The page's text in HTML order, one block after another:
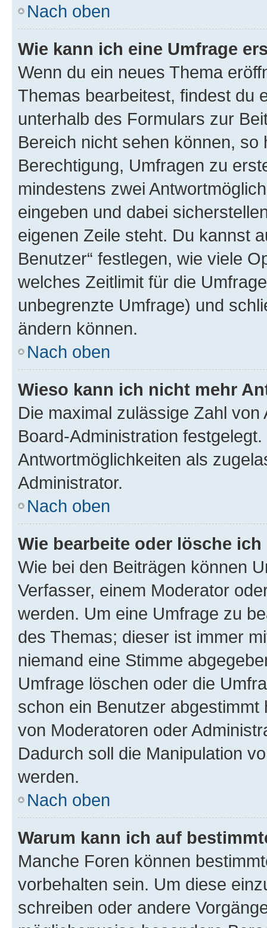
Nach oben
Wie kann ich eine Umfrage
Wenn du ein neues Thema
Themas bearbeitest, findest du
unterhalb des Formulars zur
Bereich nicht sehen können,
Berechtigung, Umfragen zu
mindestens zwei
eingeben und dabei
eigenen Zeile steht. Du kannst
Benutzer“ festlegen, wie viele
welches Zeitlimit für die
unbegrenzte Umfrage) und
ändern können.
Nach oben
Wieso kann ich nicht mehr
Die maximal zulässige Zahl
Board-Administration
Antwortmöglichkeiten als
Administrator.
Nach oben
Wie bearbeite oder lösche
Wie bei den Beiträgen können
Verfasser, einem Moderator
werden. Um eine Umfrage zu
des Themas; dieser ist immer
niemand eine Stimme
Umfrage löschen oder die
schon ein Benutzer
von Moderatoren oder
Dadurch soll die Manipulation
werden.
Nach oben
Warum kann ich auf
Manche Foren können
vorbehalten sein. Um diese
schreiben oder andere